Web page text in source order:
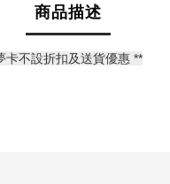
商品描述
卡不設折扣及送貨優惠 **